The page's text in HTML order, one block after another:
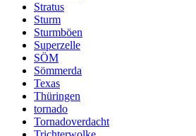
Stratus
Sturm
Sturmböen
Superzelle
SÖM
Sömmerda
Texas
Thüringen
tornado
Tornadoverdacht